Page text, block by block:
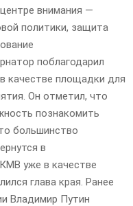
внимания —
политики, защита
поблагодарил
качестве площадки для
Он отметил, что
познакомить
большинство
в
уже в качестве
глава края. Ранее
Владимир Путин